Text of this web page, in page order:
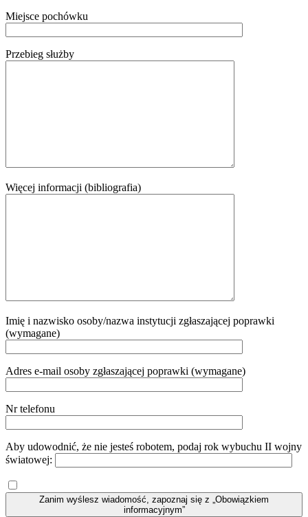
Miejsce pochówku
Przebieg służby
Więcej informacji (bibliografia)
Imię i nazwisko osoby/nazwa instytucji zgłaszającej poprawki
(wymagane)
Adres e-mail osoby zgłaszającej poprawki (wymagane)
Nr telefonu
Aby udowodnić, że nie jesteś robotem, podaj rok wybuchu II wojny
światowej:
Zanim wyślesz wiadomość, zapoznaj się z „Obowiązkiem
informacyjnym”